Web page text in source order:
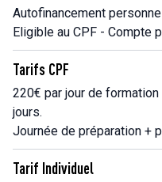
Autofinancement
Eligible au CPF - Compte
Tarifs CPF
220€ par jour de
jours.
Journée de préparation +
Tarif Individuel